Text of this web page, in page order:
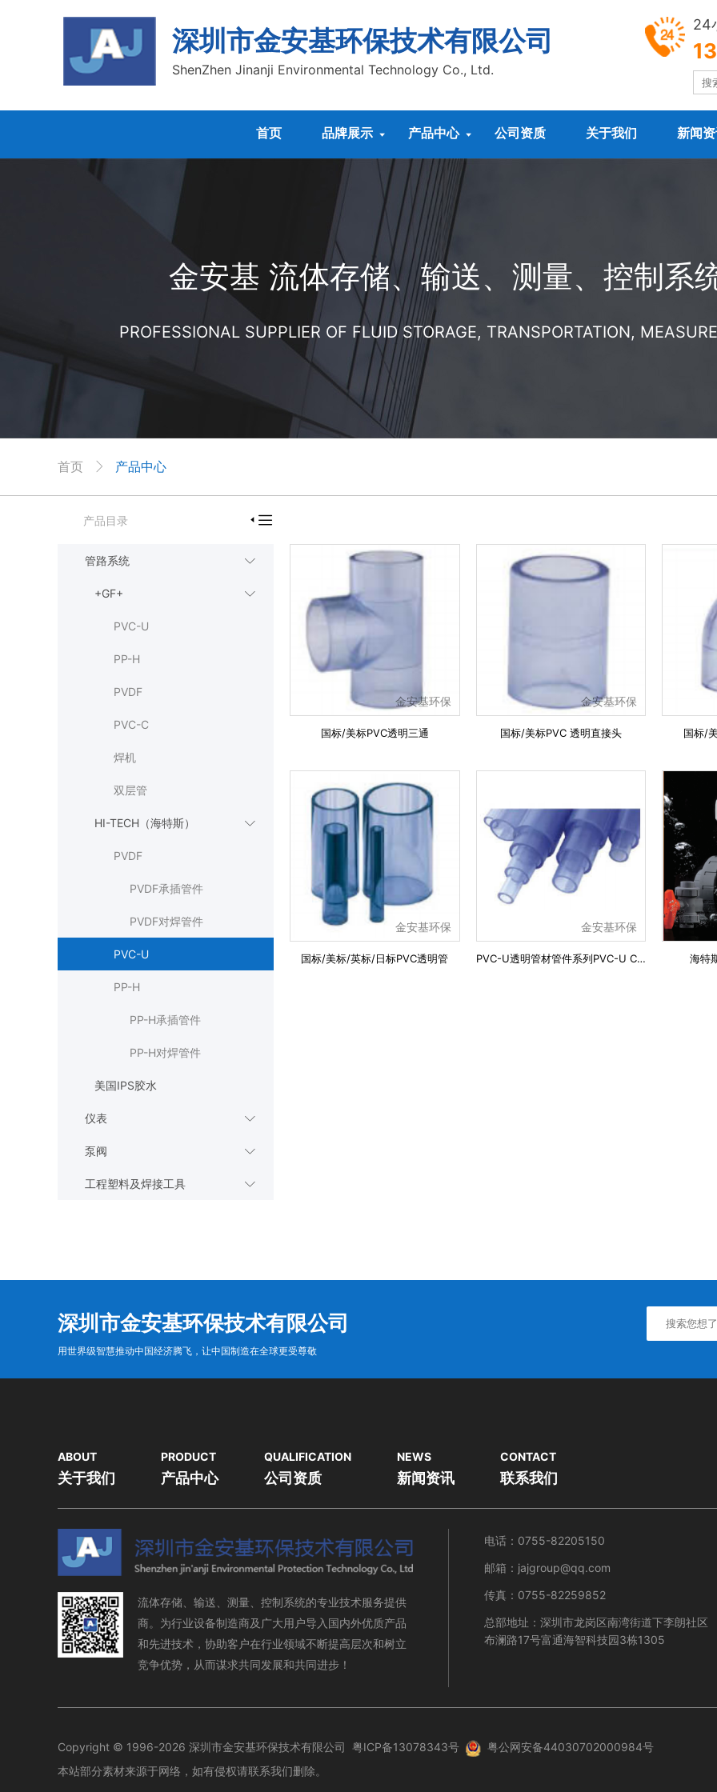
深圳市金安基环保技术有限公司
ShenZhen Jinanji Environmental Technology Co., Ltd.
24
首页 品牌展示  产品中心  公司资质 关于我们 新闻
金安基 流体存储、输送、测量、控制系
PROFESSIONAL SUPPLIER OF FLUID STORAGE, TRANSPORTATION,
首页  产品中心
产品目录  
管路系统 
+GF+ 
PVC-U
PP-H
PVDF
PVC-C
焊机
双层管
HI-TECH（海特斯） 
PVDF
PVDF承插管件
PVDF对焊管件
PVC-U
PP-H
PP-H承插管件
PP-H对焊管件
美国IPS胶水
仪表 
泵阀 
工程塑料及焊接工具 
金安基环保
国标/美标PVC透明三通
金安基环保
国标/美标PVC 透明直接头 国标/
金安基环保
国标/美标/英标/日标PVC透明管
金安基环保
PVC-U透明管材管件系列PVC-U CLEAR PIPES & FITTINGS SECTION 海特
深圳市金安基环保技术有限公司
用世界级智慧推动中国经济腾飞，让中国制造在全球更受尊敬
ABOUT
关于我们
PRODUCT
产品中心
QUALIFICATION
公司资质
NEWS
新闻资讯
CONTACT
联系我们
流体存储、输送、测量、控制系统的专业技术服务提供
商。为行业设备制造商及广大用户导入国内外优质产品
和先进技术，协助客户在行业领域不断提高层次和树立
竞争优势，从而谋求共同发展和共同进步！
电话：0755-82205150
邮箱：jajgroup@qq.com
传真：0755-82259852
总部地址：深圳市龙岗区南湾街道下李朗社区
布澜路17号富通海智科技园3栋1305
Copyright © 1996-2026 深圳市金安基环保技术有限公司 粤ICP备13078343号
粤公网安备44030702000984号
本站部分素材来源于网络，如有侵权请联系我们删除。